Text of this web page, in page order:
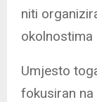
niti
okolnostima
Umjesto
fokusiran